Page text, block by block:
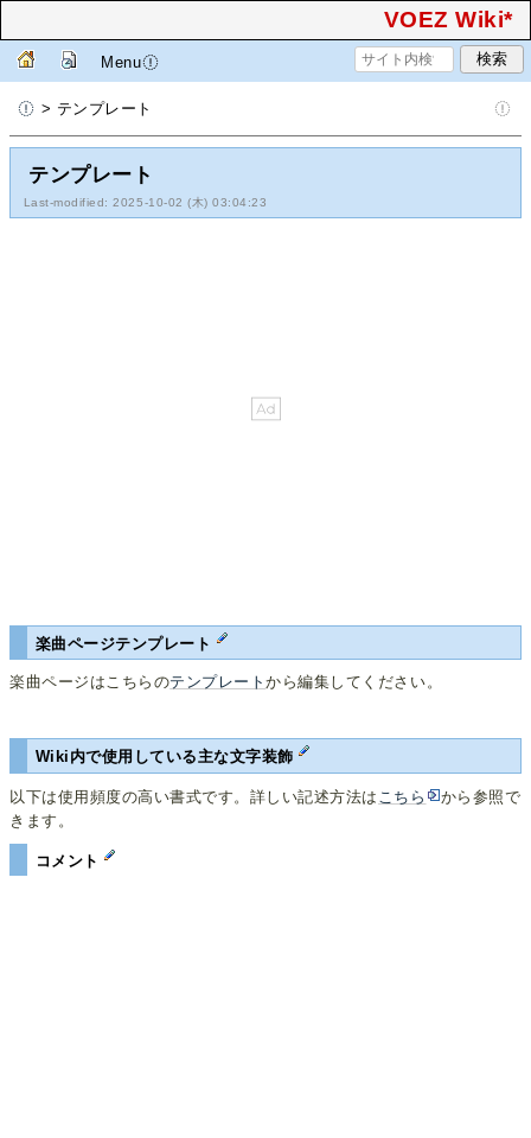
VOEZ Wiki*
Menu
> テンプレート
テンプレート
Last-modified: 2025-10-02 (木) 03:04:23
楽曲ページテンプレート
楽曲ページはこちらのテンプレートから編集してください。
Wiki内で使用している主な文字装飾
以下は使用頻度の高い書式です。詳しい記述方法は こちら
から参照で
きます。
コメント